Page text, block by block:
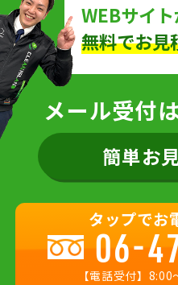
WEBサイト
無料でお見
メール受付
簡単お
タップでお
06-
【電話受付】